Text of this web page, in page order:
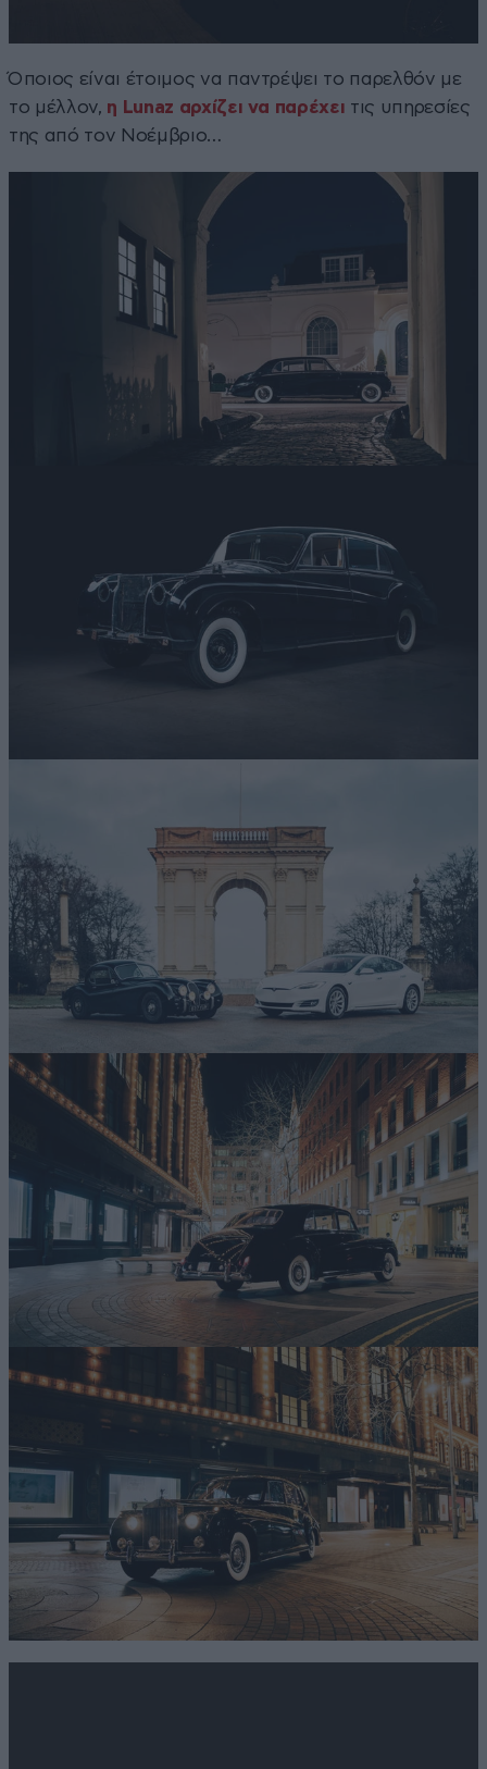
Όποιος είναι έτοιμος να παντρέψει το παρελθόν με
το μέλλον, η Lunaz αρχίζει να παρέχει τις υπηρεσίες
της από τον Νοέμβριο…